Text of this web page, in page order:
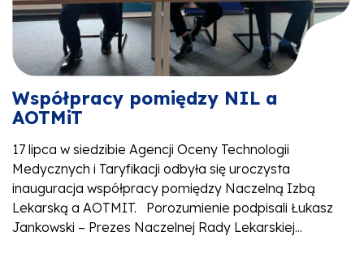
Współpracy pomiędzy NIL a
AOTMiT
17 lipca w siedzibie Agencji Oceny Technologii
Medycznych i Taryfikacji odbyła się uroczysta
inauguracja współpracy pomiędzy Naczelną Izbą
Lekarską a AOTMIT. Porozumienie podpisali Łukasz
Jankowski – Prezes Naczelnej Rady Lekarskiej...